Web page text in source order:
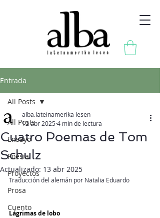
Entrada
All Posts
Ensayo
Poesia
Proyectos
Prosa
Cuento
All Posts
Cuatro Poemas de Tom
Schulz
alba.lateinamerika lesen
12 abr 2025 4 min de lectura
Actualizado: 13 abr 2025
Traducción del alemán por Natalia Eduardo
Lágrimas de lobo